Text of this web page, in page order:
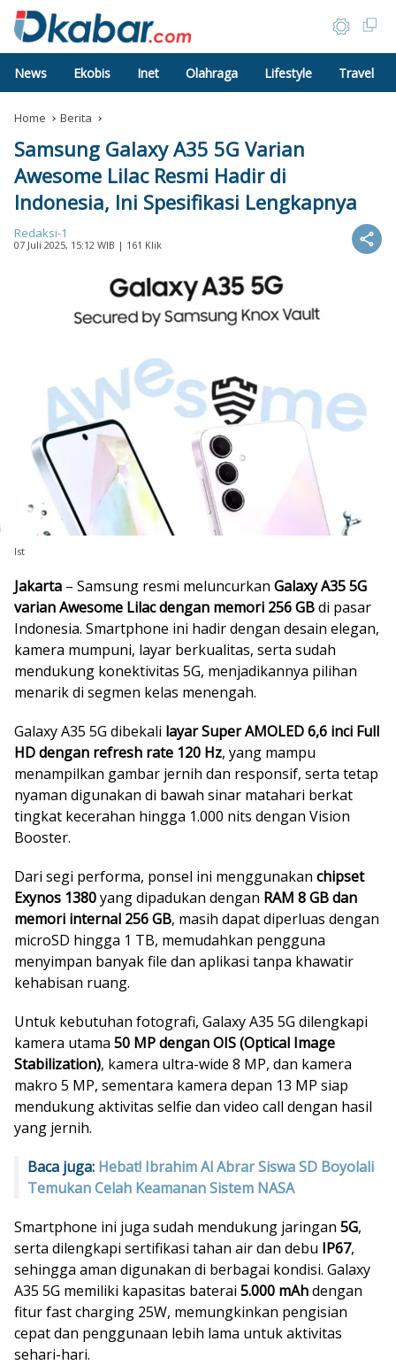
News Ekobis Inet Olahraga Lifestyle Travel
Home Berita
Samsung Galaxy A35 5G Varian
Awesome Lilac Resmi Hadir di
Indonesia, Ini Spesifikasi Lengkapnya
Redaksi-1
07 Juli 2025, 15:12 WIB | 161 Klik
Ist
Jakarta – Samsung resmi meluncurkan Galaxy A35 5G
varian Awesome Lilac dengan memori 256 GBdi pasar
Indonesia. Smartphone ini hadir dengan desain elegan,
kamera mumpuni, layar berkualitas, serta sudah
mendukung konektivitas 5G, menjadikannya pilihan
menarik di segmen kelas menengah.
Galaxy A35 5G dibekali layar Super AMOLED 6,6 inci Full
HD dengan refresh rate 120 Hz, yang mampu
menampilkan gambar jernih dan responsif, serta tetap
nyaman digunakan di bawah sinar matahari berkat
tingkat kecerahan hingga 1.000 nits dengan Vision
Booster.
Dari segi performa, ponsel ini menggunakan chipset
Exynos 1380yang dipadukan dengan RAM 8 GB dan
memori internal 256 GB, masih dapat diperluas dengan
microSD hingga 1 TB, memudahkan pengguna
menyimpan banyak file dan aplikasi tanpa khawatir
kehabisan ruang.
Untuk kebutuhan fotografi, Galaxy A35 5G dilengkapi
kamera utama 50 MP dengan OIS (Optical Image
Stabilization), kamera ultra-wide 8 MP, dan kamera
makro 5 MP, sementara kamera depan 13 MP siap
mendukung aktivitas selfie dan video call dengan hasil
yang jernih.
Baca juga: Hebat! Ibrahim Al Abrar Siswa SD Boyolali
Temukan Celah Keamanan Sistem NASA
Smartphone ini juga sudah mendukung jaringan 5G,
serta dilengkapi sertifikasi tahan air dan debu IP67,
sehingga aman digunakan di berbagai kondisi. Galaxy
A35 5G memiliki kapasitas baterai 5.000 mAhdengan
fitur fast charging 25W, memungkinkan pengisian
cepat dan penggunaan lebih lama untuk aktivitas
sehari-hari.